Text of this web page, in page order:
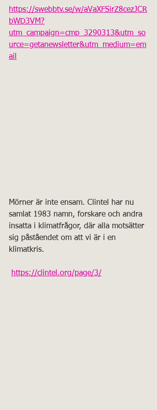
https://swebbtv.se/w/aVaXFSirZ8cezJCR
bWD3VM?
utm_campaign=cmp_3290313&utm_so
urce=getanewsletter&utm_medium=em
ail
Mörner är inte ensam. Clintel har nu
samlat 1983 namn, forskare och andra
insatta i klimatfrågor, där alla motsätter
sig påståendet om att vi är i en
klimatkris.
https://clintel.org/page/3/